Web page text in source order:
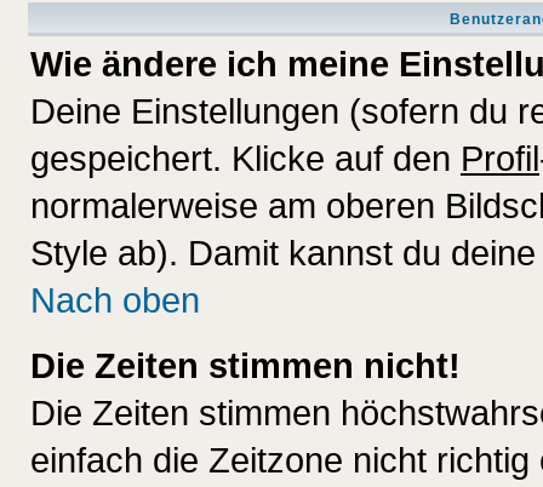
Wie ändere ich meine
Deine Einstellungen (sofern du
gespeichert. Klicke auf den Profil
normalerweise am oberen
Style ab). Damit kannst du
Nach oben
Die Zeiten stimmen nicht!
Die Zeiten stimmen
einfach die Zeitzone nicht